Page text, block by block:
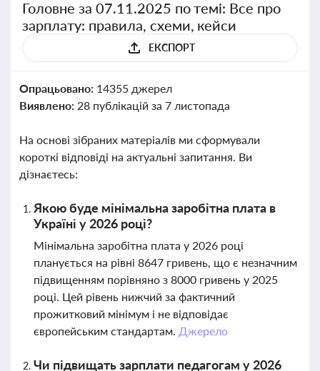
Головне за 07.11.2025 по темі: Все про
зарплату: правила, схеми, кейси
ЕКСПОРТ
Опрацьовано: 14355 джерел
Виявлено: 28 публікацій за 7 листопада
На основі зібраних матеріалів ми сформували
короткі відповіді на актуальні запитання. Ви
дізнаєтесь:
Якою буде мінімальна заробітна плата в
Україні у 2026 році?
Мінімальна заробітна плата у 2026 році
планується на рівні 8647 гривень, що є незначним
підвищенням порівняно з 8000 гривень у 2025
році. Цей рівень нижчий за фактичний
прожитковий мінімум і не відповідає
європейським стандартам. Джерело
Чи підвищать зарплати педагогам у 2026